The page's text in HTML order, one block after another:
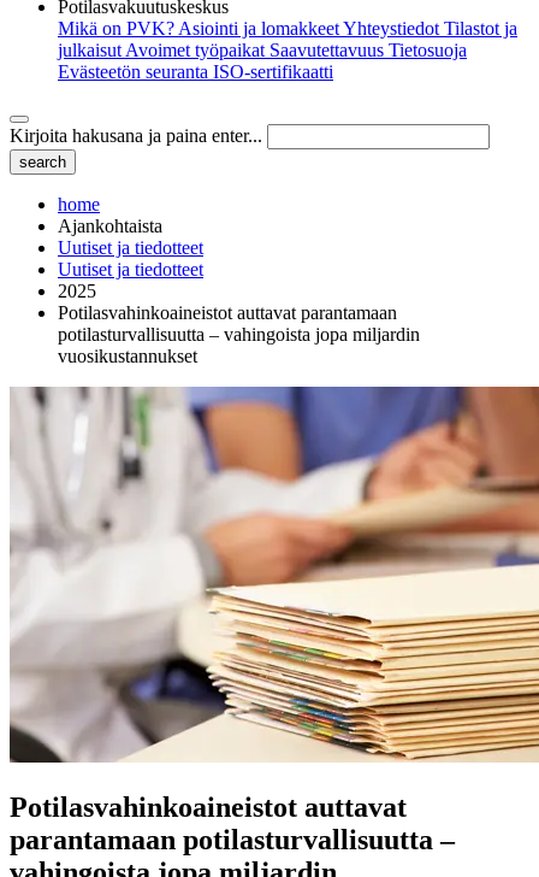
Potilasvakuutuskeskus
Mikä on PVK? Asiointi ja lomakkeetYhteystiedot Tilastot ja
julkaisut Avoimet työpaikat Saavutettavuus Tietosuoja
Evästeetön seuranta ISO-sertifikaatti
Kirjoita hakusana ja paina enter...
home
Ajankohtaista
Uutiset ja tiedotteet
Uutiset ja tiedotteet
2025
Potilasvahinkoaineistot auttavat parantamaan
potilasturvallisuutta – vahingoista jopa miljardin
vuosikustannukset
Potilasvahinkoaineistot auttavat
parantamaan potilasturvallisuutta –